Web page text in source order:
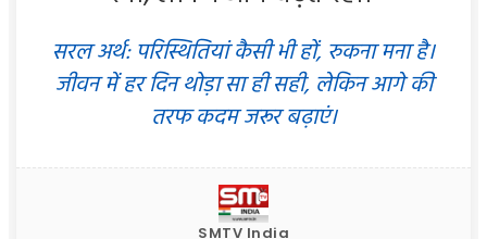
सरल अर्थ: परिस्थितियां कैसी भी हों, रुकना मना है।
जीवन में हर दिन थोड़ा सा ही सही, लेकिन आगे की
तरफ कदम जरूर बढ़ाएं।
SMTV India